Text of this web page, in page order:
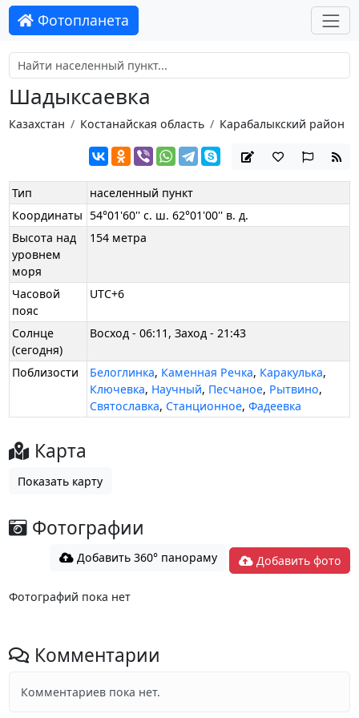
Фотопланета
Шадыксаевка
Казахстан Костанайская область Карабалыкский район
Тип
населенный пункт
Координаты 54°01'60'' с. ш. 62°01'00'' в. д.
Высота над
уровнем
моря
154 метра
Часовой
пояс
UTC+6
Солнце
(сегодня)
Восход - 06:11, Заход - 21:43
Поблизости Белоглинка, Каменная Речка, Каракулька,
Ключевка, Научный, Песчаное, Рытвино,
Святославка, Станционное,Фадеевка
Карта
Показать карту
Фотографии
Добавить 360° панораму Добавить фото
Фотографий пока нет
Комментарии
Комментариев пока нет.